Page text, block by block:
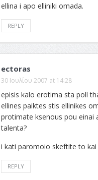
ellina i apo elliniki omada.
REPLY
ectoras
30 Ιουλίου 2007 at 14:28
episis kalo erotima sta poll
ellines paiktes stis ellinikes
protimate ksenous pou einai
talenta?
i kati paromoio skeftite to kai
REPLY